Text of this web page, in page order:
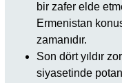
bir zafer elde
Ermenistan
zamanıdır.
Son dört yıldır
siyasetinde